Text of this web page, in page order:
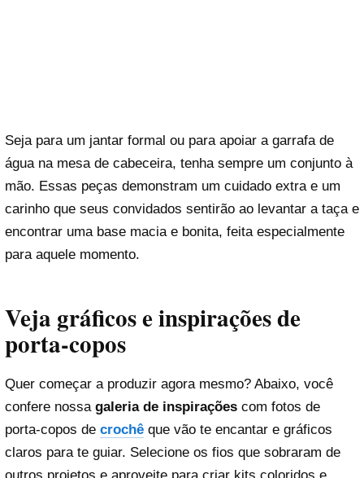
Seja para um jantar formal ou para apoiar a garrafa de
água na mesa de cabeceira, tenha sempre um conjunto à
mão. Essas peças demonstram um cuidado extra e um
carinho que seus convidados sentirão ao levantar a taça e
encontrar uma base macia e bonita, feita especialmente
para aquele momento.
Veja gráficos e inspirações de
porta-copos
Quer começar a produzir agora mesmo? Abaixo, você
confere nossa galeria de inspirações com fotos de
porta-copos de crochê que vão te encantar e gráficos
claros para te guiar. Selecione os fios que sobraram de